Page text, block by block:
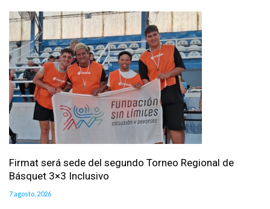
Firmat será sede del segundo Torneo Regional de
Básquet 3×3 Inclusivo
7 agosto, 2026